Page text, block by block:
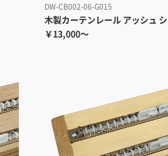
DW-CB002-06-G015
木製カーテンレール アッシュ
￥13,000～